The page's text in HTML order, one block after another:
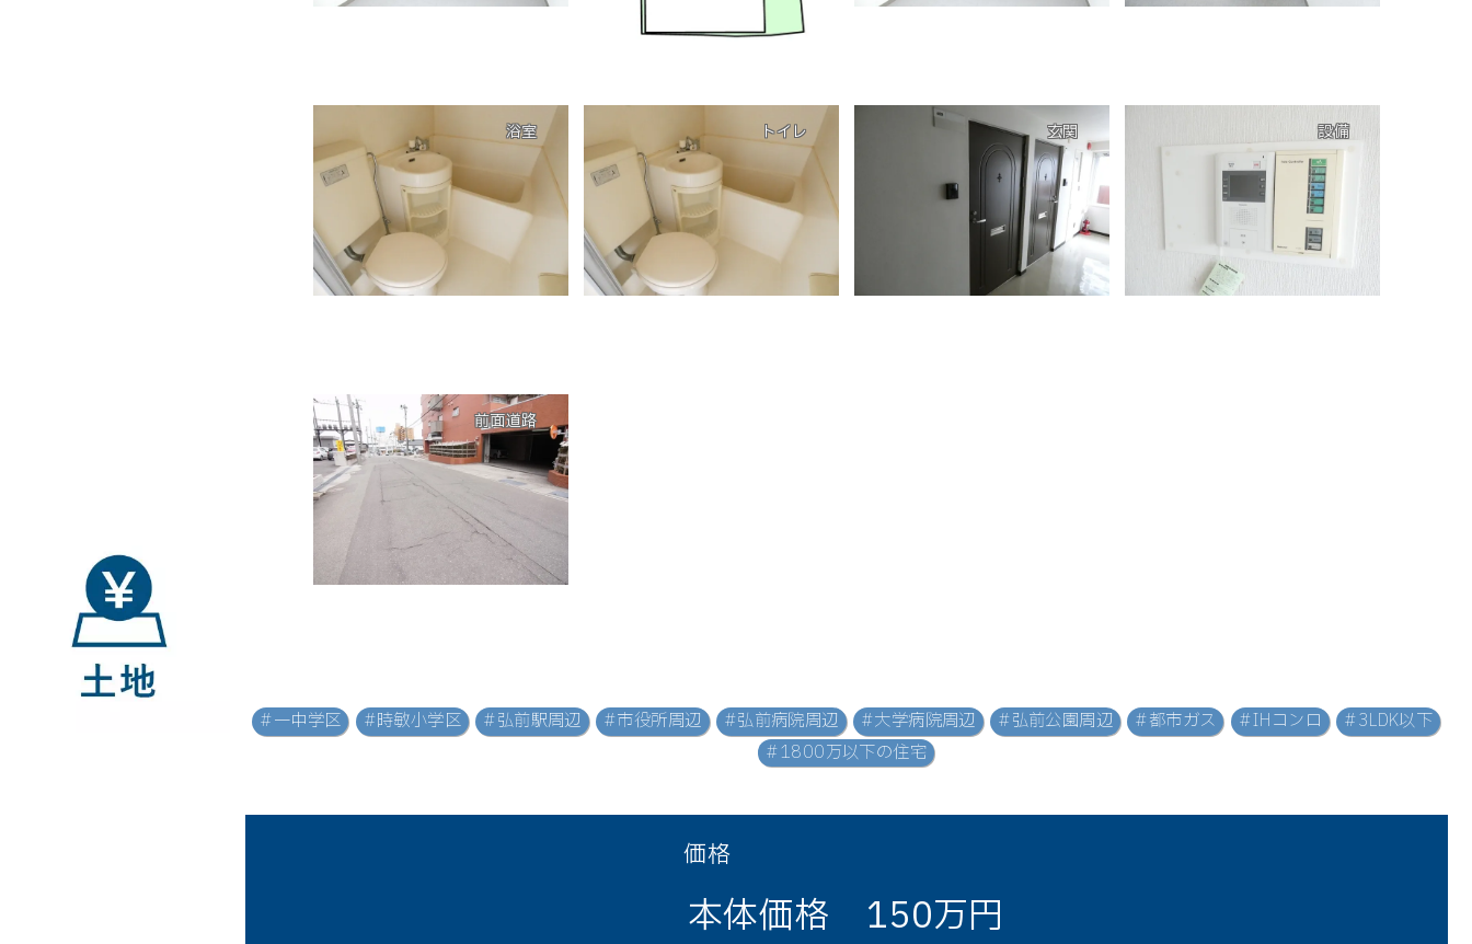
浴室 トイレ 玄関 設備
前面道路
#一中学区 #時敏小学区 #弘前駅周辺 #市役所周辺 #弘前病院周辺 #大学病院周辺 #弘前公園周辺 #都市ガス #IHコンロ
#3LDK以下
#1800万以下の住宅
価格
本体価格
150万円